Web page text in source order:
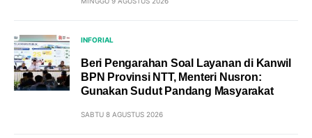
INFORIAL
Beri Pengarahan Soal Layanan di Kanwil
BPN Provinsi NTT, Menteri Nusron:
Gunakan Sudut Pandang Masyarakat
SABTU 8 AGUSTUS 2026